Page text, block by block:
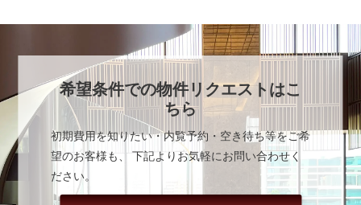
希望条件での物件リクエストはこ
ちら
初期費用を知りたい・内覧予約・空き待ち等をご希
望のお客様も、 下記よりお気軽にお問い合わせく
ださい。